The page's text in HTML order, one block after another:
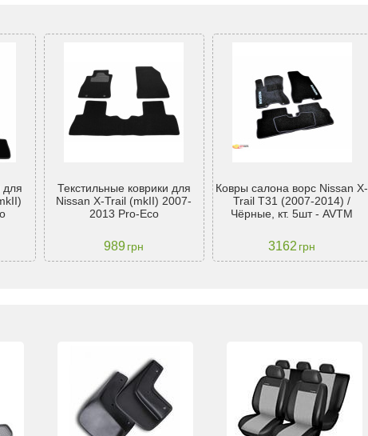
для
Текстильные коврики для
Nissan X-Trail (mkII) 2007-
2013 Pro-Eco
989грн
Ковры салона ворс Nissan X-
Trail T31 (2007-2014) /
Чёрные, кт. 5шт - AVTM
3162 грн